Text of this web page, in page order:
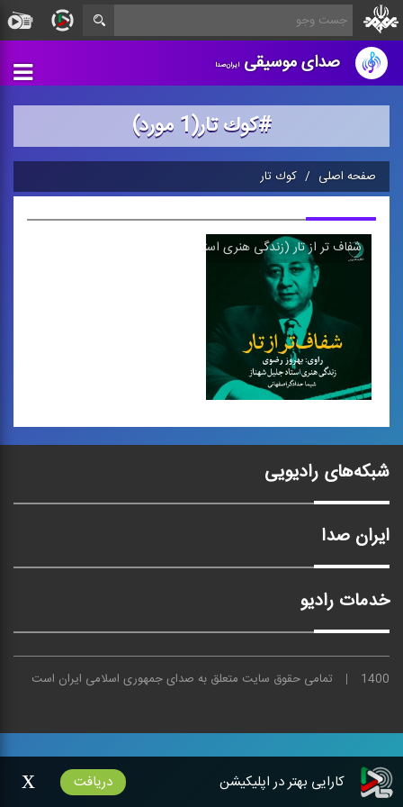
صدای موسیقیایران‌صدا
#كوك تار(1 مورد)
صفحه اصلی كوك تار
شفاف تر از تار (زندگی هنری استاد جلیل شهناز)
شفاف تر از تار (زندگی
هنری استاد جلیل
هنری و سبك نوازندگی استاد
شبکه‌های رادیویی
ایران صدا
خدمات رادیو
1400 تمامی حقوق سایت متعلق به صدایجمهوری اسلامی ایران است
کارایی بهتر در اپلیکیشن دریافت x